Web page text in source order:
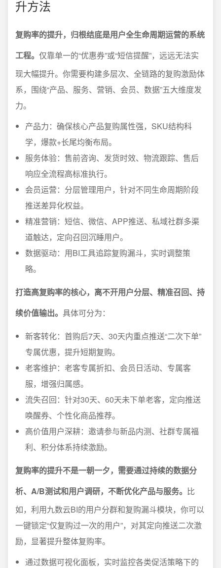
升方法
复购率的提升，归根结底是用户全生命周期运营的系统
工程。 仅靠单一的“优惠券”或“短信提醒”，远远无法实
现大幅提升。你需要构建多层次、全链路的复购激励体
系，围绕“产品、服务、营销、会员、数据”五大维度发
力。
产品力：确保核心产品复购属性强，SKU结构科
学，爆款+长尾均衡布局。
服务体验：售前咨询、发货时效、物流跟踪、售后
响应全流程高标准执行。
会员运营：分层管理用户，针对不同生命周期阶段
推送差异化权益。
精准营销：短信、微信、APP推送、私域社群多渠
道触达，定向召回沉睡用户。
数据驱动：用BI工具追踪复购漏斗，实时调整策
略。
打造高复购率的核心，离不开用户分层、精准召回、持
续价值输出。 具体可分为：
新客转化：首购后7天、30天内重点推送“二次下单”
专属优惠，提升短期复购。
老客维护：老客专属折扣、会员日活动、专属客
服，增强归属感。
流失召回：针对30天、60天未下单老客，定向推送
唤醒券、个性化商品推荐。
高价值用户深耕：邀请参与新品内测、社群专属福
利、积分体系持续激励。
复购率的提升不是一朝一夕，需要通过持续的数据分
析、A/B测试和用户调研，不断优化产品与服务。 比
如，利用九数云BI的用户分群和复购漏斗模块，你可以
一键锁定“仅复购过一次的用户”，对其定向推送二次激
励，显著提升整体复购率。
通过数据可视化面板，实时监控各类促活策略下的